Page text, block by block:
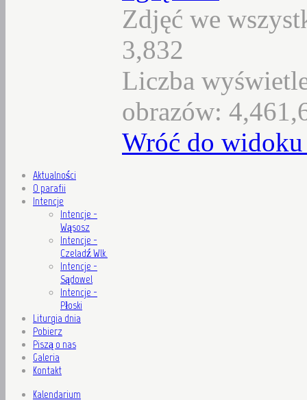
Zdjęć we
3,832
Liczba
obrazów:
Wróć do
Aktualności
O parafii
Intencje
Intencje -
Wąsosz
Intencje -
Czeladź Wlk.
Intencje -
Sądowel
Intencje -
Płoski
Liturgia dnia
Pobierz
Piszą o nas
Galeria
Kontakt
Kalendarium